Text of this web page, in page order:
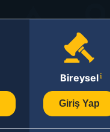
Bireysel
Giriş Yap